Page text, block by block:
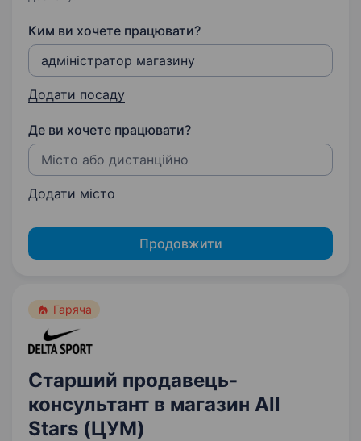
Ким ви хочете працювати?
Додати посаду
Де ви хочете працювати?
Додати місто
Продовжити
Гаряча
Старший продавець-
консультант в магазин All
Stars (ЦУМ)